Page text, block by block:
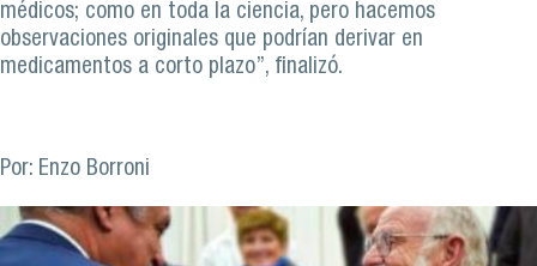
médicos; como en toda la ciencia, pero hacemos
observaciones originales que podrían derivar en
medicamentos a corto plazo”, finalizó.
Por: Enzo Borroni